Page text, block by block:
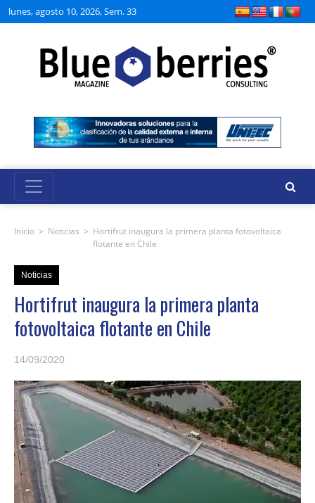
lunes, agosto 10, 2026, Sem. 33
Inicio > Noticias > Hortifrut inaugura la primera planta fotovoltaica
flotante en Chile
Noticias
Hortifrut inaugura la primera planta
fotovoltaica flotante en Chile
14/09/2020